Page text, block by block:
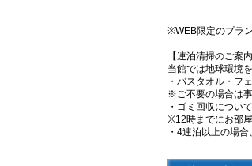
※WEB限定のプラ
【連泊清掃のご案内
当館では地球環境
・バスタオル・フ
※ご不要の場合は事
・ゴミ回収について
※12時までにお部
・4連泊以上の場